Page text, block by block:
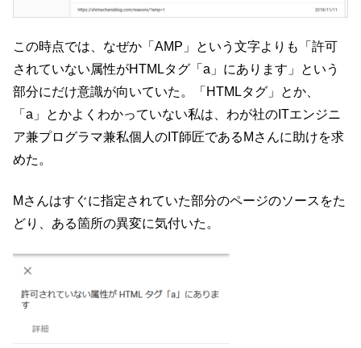
この時点では、なぜか「AMP」という文字よりも「許可
されていない属性がHTMLタグ「a」にあります」という
部分にだけ意識が向いていた。「HTMLタグ」とか、
「a」とかよくわかっていない私は、わが社のITエンジニ
ア兼プログラマ兼私個人のIT師匠であるMさんに助けを求
めた。
Mさんはすぐに指定されていた部分のページのソースをた
どり、ある箇所の異変に気付いた。